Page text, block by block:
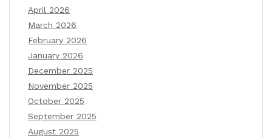
April 2026
March 2026
February 2026
January 2026
December 2025
November 2025
October 2025
September 2025
August 2025